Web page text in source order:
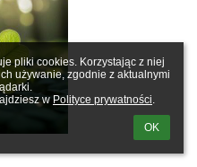
pliki cookies. Korzystając z niej
używanie, zgodnie z aktualnymi
w Polityce prywatności.
OK